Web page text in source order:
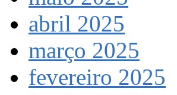
abril 2025
março 2025
fevereiro 2025